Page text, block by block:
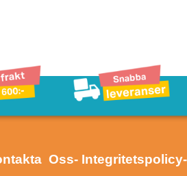
Oss- Integritetspolicy